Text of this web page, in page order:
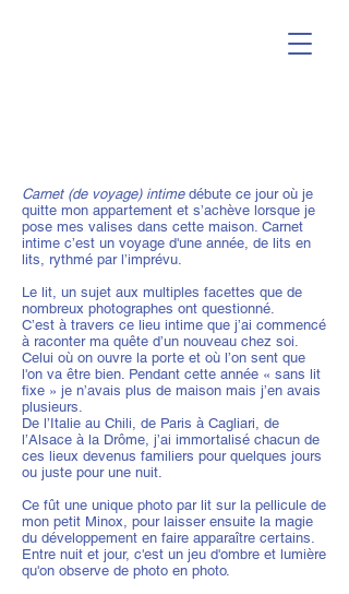
Carnet (de voyage) intime débute ce jour où je
quitte mon appartement et s’achève lorsque je
pose mes valises dans cette maison. Carnet
intime c’est un voyage d'une année, de lits en
lits, rythmé par l’imprévu.
Le lit, un sujet aux multiples facettes que de
nombreux photographes ont questionné.
C’est à travers ce lieu intime que j’ai commencé
à raconter ma quête d’un nouveau chez soi.
Celui où on ouvre la porte et où l’on sent que
l'on va être bien. Pendant cette année « sans lit
fixe » je n’avais plus de maison mais j’en avais
plusieurs.
De l’Italie au Chili, de Paris à Cagliari, de
l’Alsace à la Drôme, j’ai immortalisé chacun de
ces lieux devenus familiers pour quelques jours
ou juste pour une nuit.
Ce fût une unique photo par lit sur la pellicule de
mon petit Minox, pour laisser ensuite la magie
du développement en faire apparaître certains.
Entre nuit et jour, c'est un jeu d'ombre et lumière
qu'on observe de photo en photo.